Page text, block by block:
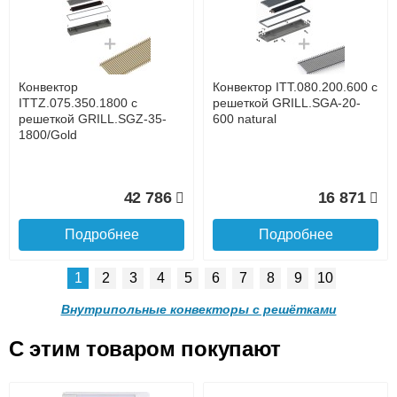
до подъезда
услуга платная
с решеткой GRILL.LGA-20-
1300 brown
27 253
Подробнее
с решеткой GRILL.LGA-20-
1200 brown
24 899
Конвектор ITT.090.200.1100
с решеткой GRILL.LGA-20-
1100 brown
Конвектор ITT.090.200.1000
с решеткой GRILL.LGA-20-
1000 brown
Конвектор
ITTZ.075.350.1800 с
решеткой GRILL.SGZ-35-
1800/Gold
42 786
Подробнее
Конвектор ITT.080.200.600 с
решеткой GRILL.SGA-20-
600 natural
16 871
Подробнее
1 2 3 4 5 6 7 8 9 10
Внутрипольные конвекторы с решётками
C этим товаром покупают